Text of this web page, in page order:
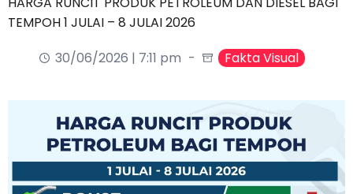
TEMPOH 1 JULAI – 8 JULAI 2026
30/06/2026 | 7:11 pm
Fakta Visual